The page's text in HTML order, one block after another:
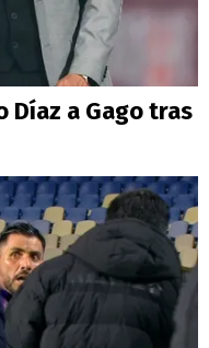
Díaz a Gago tras